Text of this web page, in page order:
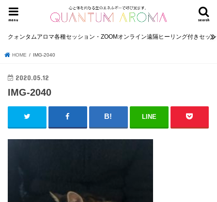
search
menu
クォンタムアロマ各種セッション・ZOOMオンライン遠隔ヒーリング付きセッ
HOME IMG-2040
2020.05.12
IMG-2040
LINE